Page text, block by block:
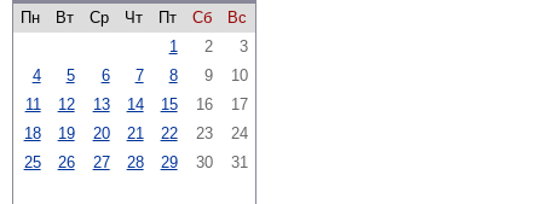
Пн
Вт Ср Чт Пт Сб
Вс
1
2
3
4
5 6 7 8 9
10
11
12 13 14 15 16
17
18
19 20 21 22 23
24
25
26 27 28 29 30 31